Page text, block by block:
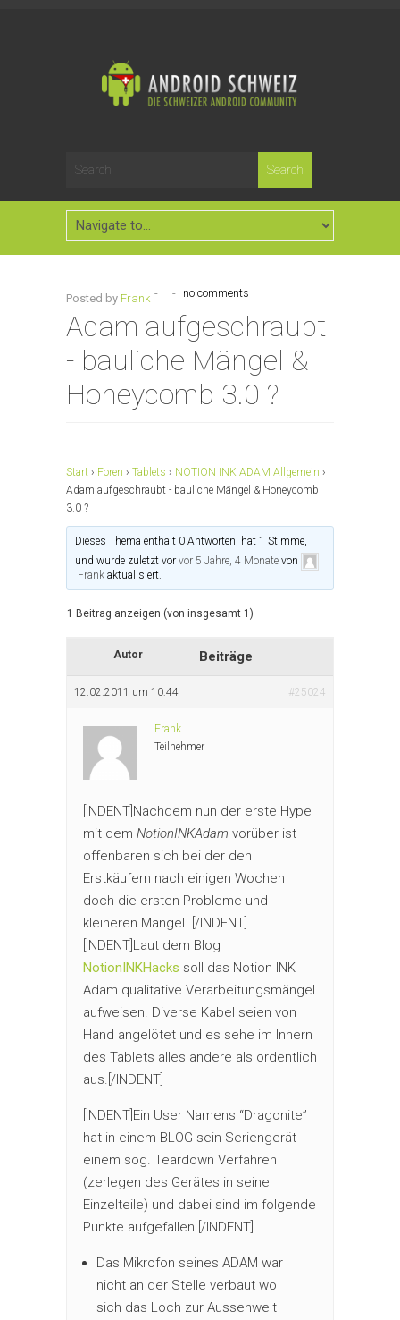
Posted by Frank - - no comments
Adam aufgeschraubt
- bauliche Mängel &
Honeycomb 3.0 ?
Start › Foren › Tablets › NOTION INK ADAM Allgemein ›
Adam aufgeschraubt - bauliche Mängel & Honeycomb
3.0 ?
Dieses Thema enthält 0 Antworten, hat 1 Stimme,
und wurde zuletzt vorvor 5 Jahre, 4 Monate von
Frank aktualisiert.
1 Beitrag anzeigen (von insgesamt 1)
Autor Beiträge
12.02.2011 um 10:44 #25024
Frank
Teilnehmer
[INDENT]Nachdem nun der erste Hype
mit dem NotionINKAdam vorüber ist
offenbaren sich bei der den
Erstkäufern nach einigen Wochen
doch die ersten Probleme und
kleineren Mängel. [/INDENT]
[INDENT]Laut dem Blog
NotionINKHacks soll das Notion INK
Adam qualitative Verarbeitungsmängel
aufweisen. Diverse Kabel seien von
Hand angelötet und es sehe im Innern
des Tablets alles andere als ordentlich
aus.[/INDENT]
[INDENT]Ein User Namens “Dragonite”
hat in einem BLOG sein Seriengerät
einem sog. Teardown Verfahren
(zerlegen des Gerätes in seine
Einzelteile) und dabei sind im folgende
Punkte aufgefallen.[/INDENT]
Das Mikrofon seines ADAM war
nicht an der Stelle verbaut wo
sich das Loch zur Aussenwelt